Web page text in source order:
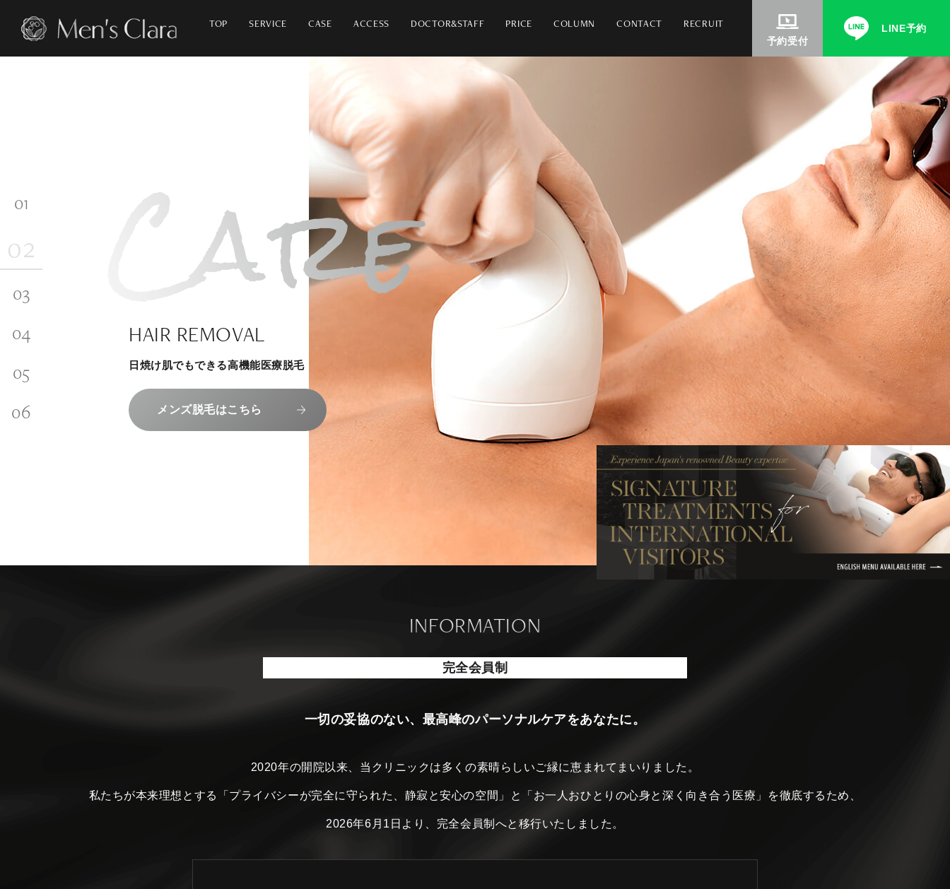
TOP SERVICE CASE ACCESS DOCTOR&STAFF PRICE COLUMN CONTACT RECRUIT
予約受付
LINE予約
SIGNATURE TREATMENTS
リラックスできる落ち着いた空間で
HAIR REMOVAL
日焼け肌でもできる高機能医療脱毛
メンズ脱毛はこちら
SKINCARE-TRIAL
その人に合わせてオーダーメイドで
PHILOSOPHY
“男性”特化の美容
コンセプトはこちら
ナチュラル
内側から若々しく健康な身体へ
NAD+点滴はこちら
INVITATION
メンバーシップを、最高のギフトに。
メンバーシップのご案内
INFORMATION
完全会員制
一切の妥協のない、最高峰のパーソナルケアをあなたに。
2020年の開院以来、当クリニックは多くの素晴らしいご縁に恵まれてまいりました。
私たちが本来理想とする 「プライバシーが完全に守られた、静寂と安心の空間」と 「お一人おひとりの心身と深く向き合う医療」を徹底するため、
2026年6月1日より、完全会員制へと移行いたしました。